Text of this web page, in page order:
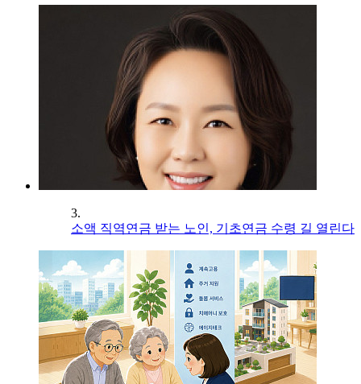
3.
소액 직역연금 받는 노인, 기초연금 수령 길 열린다